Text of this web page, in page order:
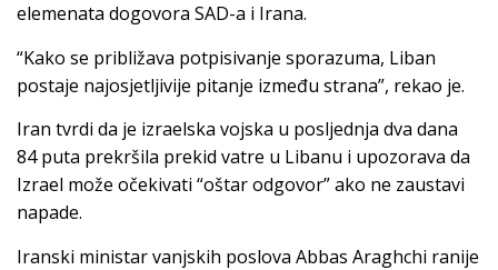
elemenata dogovora SAD-a i Irana.
“Kako se približava potpisivanje sporazuma, Liban
postaje najosjetljivije pitanje između strana”, rekao je.
Iran tvrdi da je izraelska vojska u posljednja dva dana
84 puta prekršila prekid vatre u Libanu i upozorava da
Izrael može očekivati “oštar odgovor” ako ne zaustavi
napade.
Iranski ministar vanjskih poslova Abbas Araghchi ranije